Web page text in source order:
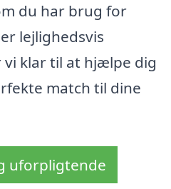
du har brug for
lejlighedsvis
klar til at hjælpe dig
match til dine
uforpligtende